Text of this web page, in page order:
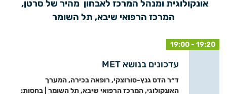
המרכז הרפואי שיבא, תל השומר
19:00 - 19:20
עדכונים בנושא MET
ד״ר הדס גנץ-סורוצקי, רופאה בכירה, המערך
האונקולוגי, המרכז הרפואי שיבא, תל השומר | בחסות: